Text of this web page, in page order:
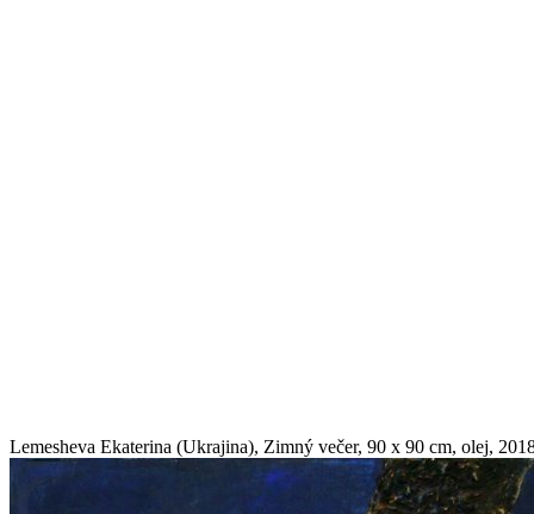
Lemesheva Ekaterina (Ukrajina), Zimný večer, 90 x 90 cm, olej,